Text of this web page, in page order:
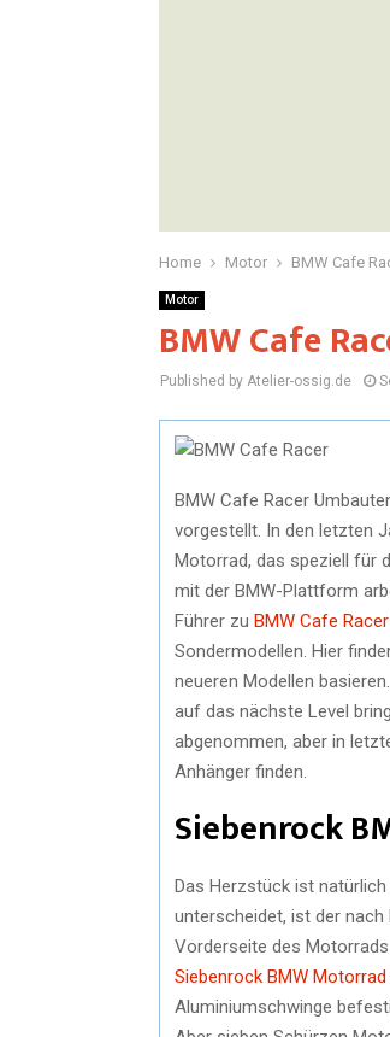
Home Motor BMW Cafe
Motor
BMW Cafe
Published by Atelier-ossig.de
BMW Cafe Racer
vorgestellt. In den letzten
Motorrad, das speziell für
mit der BMW-Plattform
Führer zu BMW Cafe Racer
Sondermodellen. Hier
neueren Modellen
auf das nächste Level
abgenommen, aber in
Anhänger finden.
Siebenrock
Das Herzstück ist
unterscheidet, ist der nach
Vorderseite des
Siebenrock BMW Motorrad
Aluminiumschwinge